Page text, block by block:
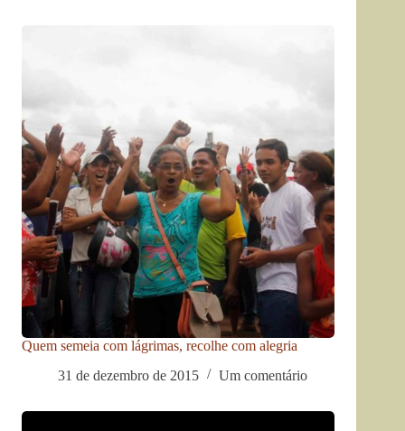
Quem semeia com lágrimas, recolhe com alegria
31 de dezembro de 2015
Um comentário